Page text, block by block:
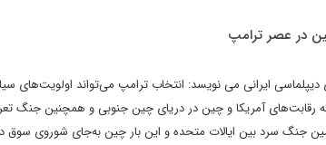
در عصر ترامپ
دیپلماسی ایرانی می نویسد: انتخاب ترامپ می‌تواند اولویت‌های
رقابت‌های آمریکا و چین در دریای چین جنوبی و همچنین جنگ
جنگ سرد بین ایالات متحده و این بار چین به‌جای شوروی سوق